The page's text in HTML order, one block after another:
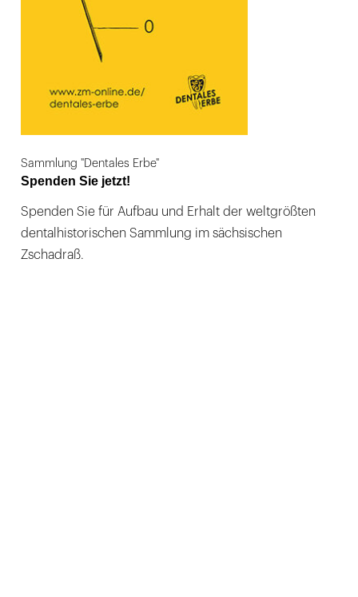
Sammlung "Dentales Erbe"
Spenden Sie jetzt!
Spenden Sie für Aufbau und Erhalt der weltgrößten
dentalhistorischen Sammlung im sächsischen
Zschadraß.